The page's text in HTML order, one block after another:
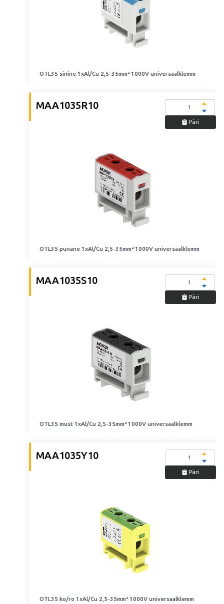
OTL35 sinine 1xAl/Cu 2,5-35mm² 1000V universaalklemm
MAA1035R10
Päri
OTL35 punane 1xAl/Cu 2,5-35mm² 1000V universaalklemm
MAA1035S10
Päri
OTL35 must 1xAl/Cu 2,5-35mm² 1000V universaalklemm
MAA1035Y10
Päri
OTL35 ko/ro 1xAl/Cu 2,5-35mm² 1000V universaalklemm